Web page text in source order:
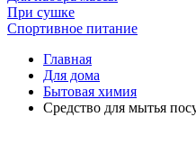
При сушке
Спортивное питание
Главная
Для дома
Бытовая химия
Средство для мытья